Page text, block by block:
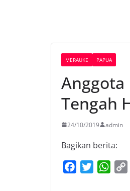
MERAUKE PAPUA
Anggota
Tengah
24/10/2019 admin
Bagikan berita:
W